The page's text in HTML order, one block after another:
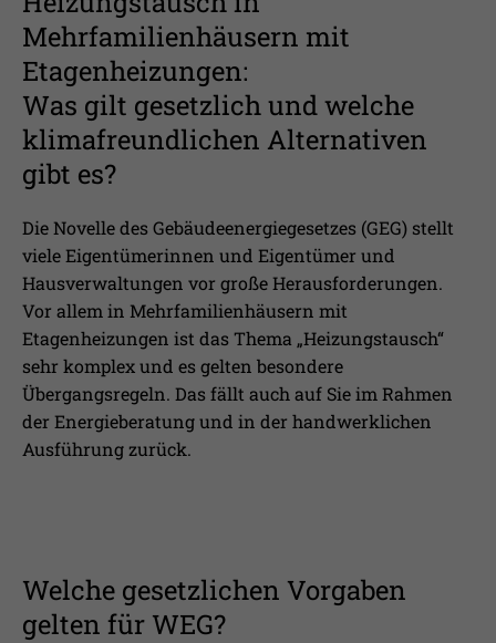
Mehrfamilienhäusern mit
Etagenheizungen:
Was gilt gesetzlich und welche
klimafreundlichen Alternativen
gibt es?
Die Novelle des Gebäudeenergiegesetzes (GEG) stellt
viele Eigentümerinnen und Eigentümer und
Hausverwaltungen vor große Herausforderungen.
Vor allem in Mehrfamilienhäusern mit
Etagenheizungen ist das Thema „Heizungstausch“
sehr komplex und es gelten besondere
Übergangsregeln. Das fällt auch auf Sie im Rahmen
der Energieberatung und in der handwerklichen
Ausführung zurück.
Welche gesetzlichen Vorgaben
gelten für WEG?